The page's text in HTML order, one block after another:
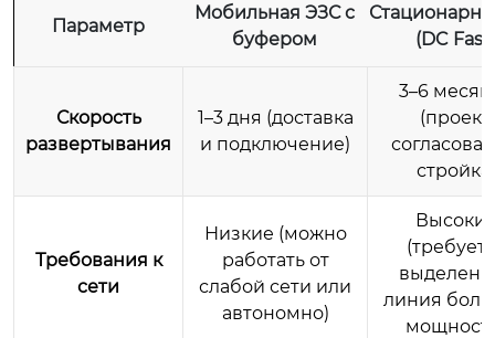
Параметр
Мобильная ЭЗС с
буфером
(DC Fast)
Скорость
развертывания
1–3 дня (доставка
и подключение)
3–6
(проект,
стройка)
Требования к
сети
Низкие (можно
работать от
слабой сети или
автономно)
линия